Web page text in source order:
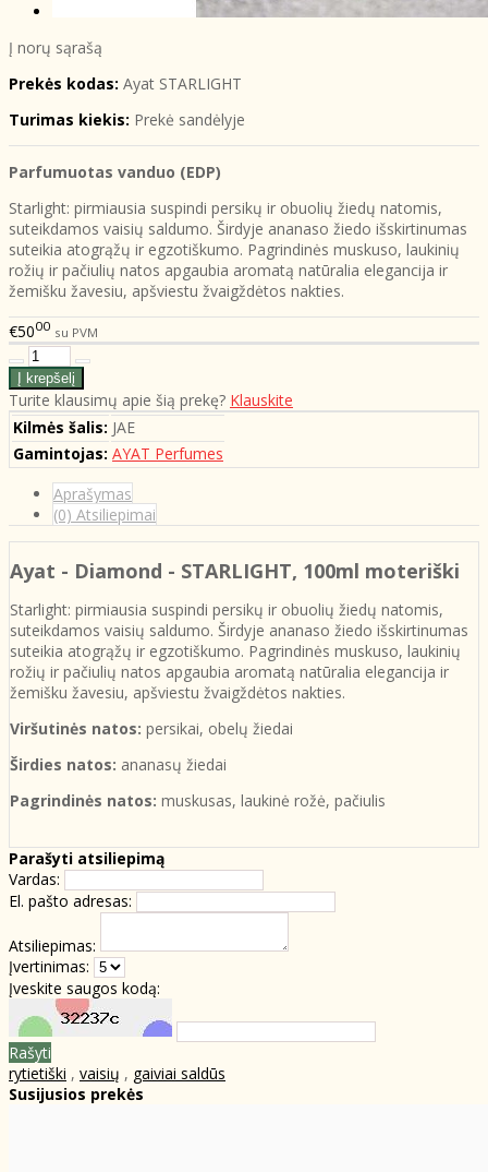
Į norų sąrašą
Prekės kodas: Ayat STARLIGHT
Turimas kiekis: Prekė sandėlyje
Parfumuotas vanduo (EDP)
Starlight: pirmiausia suspindi persikų ir obuolių žiedų natomis,
suteikdamos vaisių saldumo. Širdyje ananaso žiedo išskirtinumas
suteikia atogrąžų ir egzotiškumo. Pagrindinės muskuso, laukinių
rožių ir pačiulių natos apgaubia aromatą natūralia elegancija ir
žemišku žavesiu, apšviestu žvaigždėtos nakties.
€5000 su PVM
Turite klausimų apie šią prekę? Klauskite
Kilmės šalis: JAE
Gamintojas: AYAT Perfumes
Aprašymas
(0) Atsiliepimai
Ayat - Diamond - STARLIGHT, 100ml moteriški
Starlight: pirmiausia suspindi persikų ir obuolių žiedų natomis,
suteikdamos vaisių saldumo. Širdyje ananaso žiedo išskirtinumas
suteikia atogrąžų ir egzotiškumo. Pagrindinės muskuso, laukinių
rožių ir pačiulių natos apgaubia aromatą natūralia elegancija ir
žemišku žavesiu, apšviestu žvaigždėtos nakties.
Viršutinės natos: persikai, obelų žiedai
Širdies natos: ananasų žiedai
Pagrindinės natos: muskusas, laukinė rožė, pačiulis
Parašyti atsiliepimą
Vardas:
El. pašto adresas:
Atsiliepimas:
Įvertinimas:
Įveskite saugos kodą:
Rašyti
rytietiški , vaisių , gaiviai saldūs
Susijusios prekės